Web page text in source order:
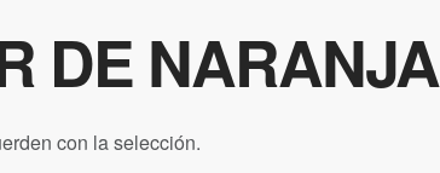
DE NARANJA
con la selección.